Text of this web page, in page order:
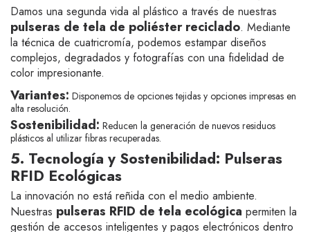
Damos una segunda vida al plástico a través de nuestras
pulseras de tela de poliéster reciclado. Mediante
la técnica de cuatricromía, podemos estampar diseños
complejos, degradados y fotografías con una fidelidad de
color impresionante.
Variantes: Disponemos de opciones tejidas y opciones impresas en
alta resolución.
Sostenibilidad: Reducen la generación de nuevos residuos
plásticos al utilizar fibras recuperadas.
5. Tecnología y Sostenibilidad: Pulseras
RFID Ecológicas
La innovación no está reñida con el medio ambiente.
Nuestras pulseras RFID de tela ecológica permiten la
gestión de accesos inteligentes y pagos electrónicos dentro